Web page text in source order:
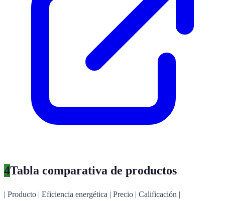
4Tabla comparativa de productos
| Producto | Eficiencia energética | Precio | Calificación |